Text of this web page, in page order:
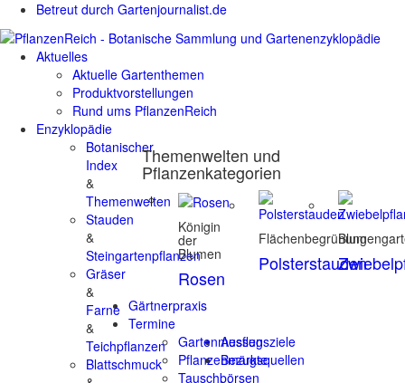
Betreut durch Gartenjournalist.de
Aktuelles
Aktuelle Gartenthemen
Produktvorstellungen
Rund ums PflanzenReich
Enzyklopädie
Botanischer
Index
&
Themenwelten
Stauden
&
Steingartenpflanzen
Gräser
&
Farne
&
Teichpflanzen
Blattschmuck
Themenwelten und
Pflanzenkategorien
Königin
der
Blumen
Rosen
Flächenbegrünung
Polsterstauden
Gärtnerpraxis
Termine
Gartenmessen
Pflanzenmärkte
Tauschbörsen
Ausflugsziele
Bezugsquellen